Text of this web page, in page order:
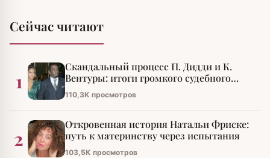
Сейчас читают
1
Скандальный процесс П. Дидди и К.
Вентуры: итоги громкого судебного
разбирательства
110,3К просмотров
2
Откровенная история Натальи Фриске:
путь к материнству через испытания
103,5К просмотров